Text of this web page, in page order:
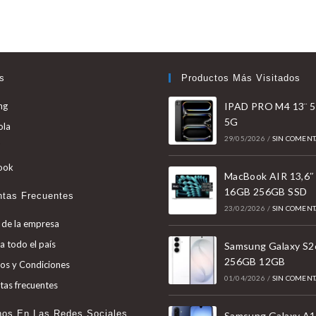
Se
abre
pestaña
nueva
en
una
Frecuentes
la empresa
todo el país
y Condiciones
frecuentes
En Las Redes Sociales
Productos Más Visitados
IPAD PRO M4 13¨
5G
29/05/2026 / SIN
MacBook AIR 13,6″
16GB 256GB SSD
23/02/2026 / SIN
Samsung Galaxy
256GB 12GB
01/04/2026 / SIN